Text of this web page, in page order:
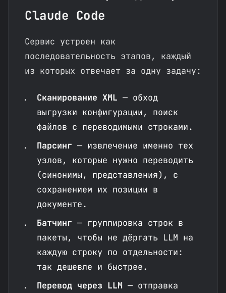
Claude Code
Сервис устроен как
последовательность этапов, каждый
из которых отвечает за одну задачу:
Сканирование XML — обход
выгрузки конфигурации, поиск
файлов с переводимыми строками.
Парсинг — извлечение именно тех
узлов, которые нужно переводить
(синонимы, представления), с
сохранением их позиции в
документе.
Батчинг — группировка строк в
пакеты, чтобы не дёргать LLM на
каждую строку по отдельности:
так дешевле и быстрее.
Перевод через LLM — отправка